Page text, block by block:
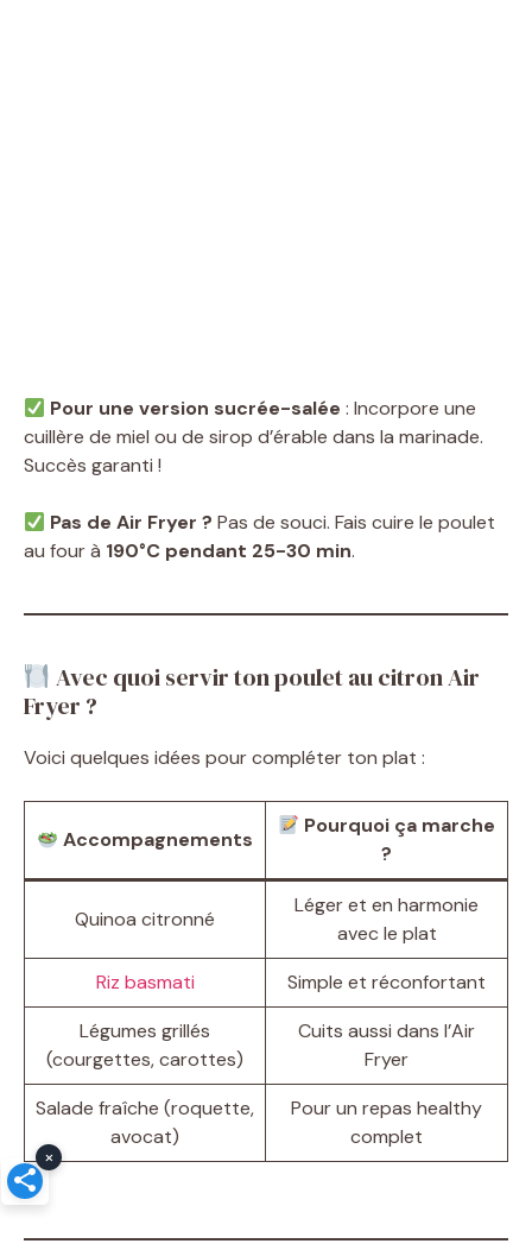
Pour une version sucrée-salée : Incorpore une
cuillère de miel ou de sirop d’érable dans la marinade.
Succès garanti !
Pas de Air Fryer ? Pas de souci. Fais cuire le poulet
au four à 190°C pendant 25-30 min.
Avec quoi servir ton poulet au citron Air
Fryer ?
Voici quelques idées pour compléter ton plat :
Accompagnements
Pourquoi ça marche
?
Quinoa citronné
Léger et en harmonie
avec le plat
Riz basmati
Simple et réconfortant
Légumes grillés
(courgettes, carottes)
Cuits aussi dans l’Air
Fryer
Salade fraîche (roquette,
avocat)
Pour un repas healthy
complet
×